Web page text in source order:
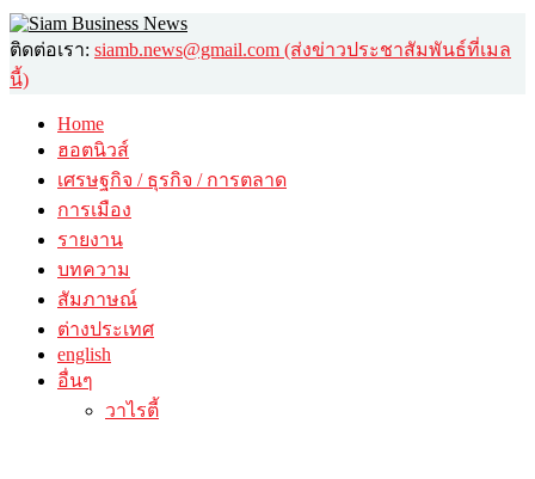
ติดต่อเรา: siamb.news@gmail.com (ส่งข่าวประชาสัมพันธ์ที่เมล
นี้)
Home
ฮอตนิวส์
เศรษฐกิจ / ธุรกิจ / การตลาด
การเมือง
รายงาน
บทความ
สัมภาษณ์
ต่างประเทศ
english
อื่นๆ
วาไรตี้